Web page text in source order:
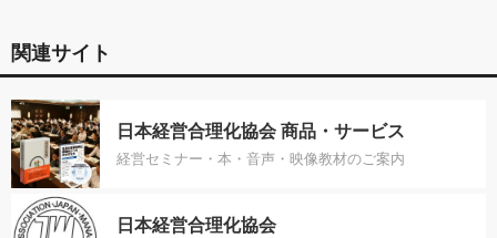
関連サイト
日本経営合理化協会 商品・サービス
経営セミナー・本・音声・映像教材のご案内
日本経営合理化協会